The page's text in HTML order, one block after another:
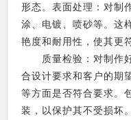
形态。表面处理：对制
涂、电镀、喷砂等。这
艳度和耐用性，使其更
质量检验：对制作好
合设计要求和客户的期
等方面是否符合要求。
装，以保护其不受损坏